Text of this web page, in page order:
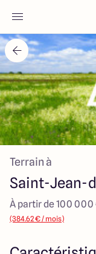
Accueil
Nos
Nos
Votre projet
Qui
Terrain à
Saint-Jean-
À partir de 100
(384.62 € / mois)